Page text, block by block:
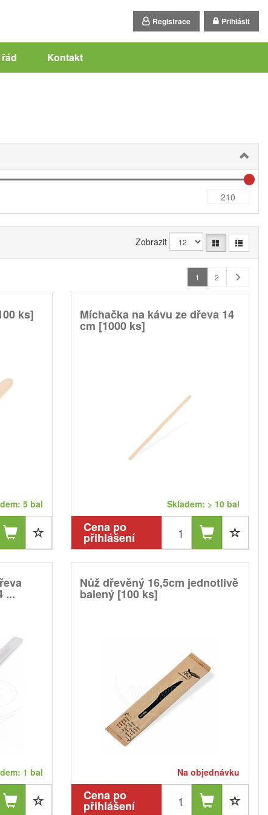
Registrace Přihlásit
Kontakt
Zobrazit
1 2
ks]
5 bal
Míchačka na kávu ze dřeva 14
cm [1000 ks]
Skladem: > 10 bal
Cena po
přihlášení
...
1 bal
Nůž dřevěný 16,5cm jednotlivě
balený [100 ks]
Na objednávku
Cena po
přihlášení